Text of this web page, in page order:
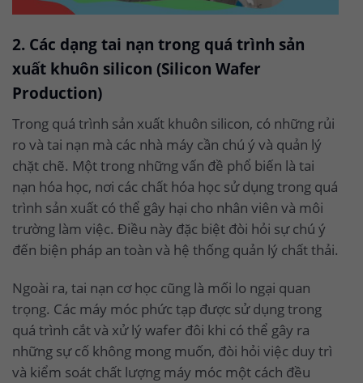
2. Các dạng tai nạn trong quá trình sản
xuất khuôn silicon (Silicon Wafer
Production)
Trong quá trình sản xuất khuôn silicon, có những rủi
ro và tai nạn mà các nhà máy cần chú ý và quản lý
chặt chẽ. Một trong những vấn đề phổ biến là tai
nạn hóa học, nơi các chất hóa học sử dụng trong quá
trình sản xuất có thể gây hại cho nhân viên và môi
trường làm việc. Điều này đặc biệt đòi hỏi sự chú ý
đến biện pháp an toàn và hệ thống quản lý chất thải.
Ngoài ra, tai nạn cơ học cũng là mối lo ngại quan
trọng. Các máy móc phức tạp được sử dụng trong
quá trình cắt và xử lý wafer đôi khi có thể gây ra
những sự cố không mong muốn, đòi hỏi việc duy trì
và kiểm soát chất lượng máy móc một cách đều